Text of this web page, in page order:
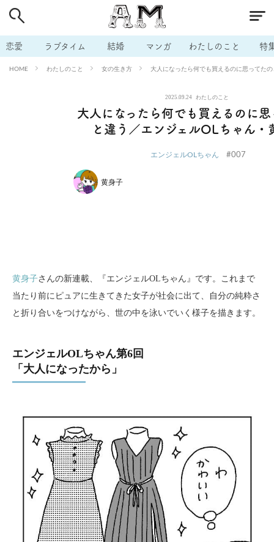
恋愛 ラブタイム 結婚 マンガ わたしのこと 特
HOME わたしのこと 女の生き方 大人になったら何でも買えるのに思ってた
2025.09.24 わたしのこと
大人になったら何でも買えるのに思
と違う／エンジェルOLちゃん・
エンジェルOLちゃん #007
黄身子
黄身子さんの新連載、『エンジェルOLちゃん』です。これまで
当たり前にピュアに生きてきた女子が社会に出て、自分の純粋さ
と折り合いをつけながら、世の中を泳いでいく様子を描きます。
エンジェルOLちゃん第6回
「大人になったから」
# 男の本音 # セフレ # 不倫
# 出会う方法 # マッチングアプリ # ラブグッズ # 体の相